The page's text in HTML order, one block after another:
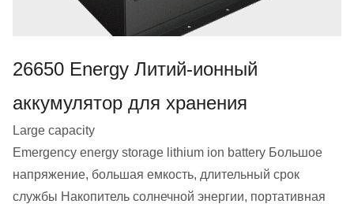
26650 Energy Литий-ионный
аккумулятор для хранения
Large capacity
Emergency energy storage lithium ion battery Большое
напряжение, большая емкость, длительный срок
службы Накопитель солнечной энергии, портативная